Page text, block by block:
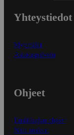
Yhteystiedot
Myymälät
Asiakaspalvelu
Ohjeet
Ensitilaajan ohjeet
Näin maksat